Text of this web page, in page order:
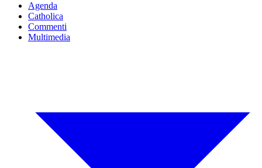
Agenda
Catholica
Commenti
Multimedia